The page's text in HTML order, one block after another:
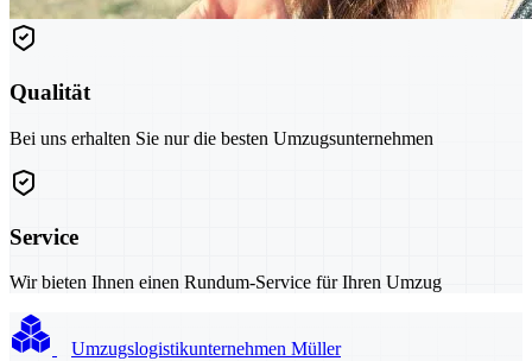
Qualität
Bei uns erhalten Sie nur die besten Umzugsunternehmen
Service
Wir bieten Ihnen einen Rundum-Service für Ihren Umzug
Umzugslogistikunternehmen Müller